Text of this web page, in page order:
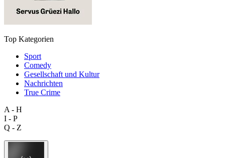
Top Kategorien
Sport
Comedy
Gesellschaft und Kultur
Nachrichten
True Crime
A - H
I - P
Q - Z